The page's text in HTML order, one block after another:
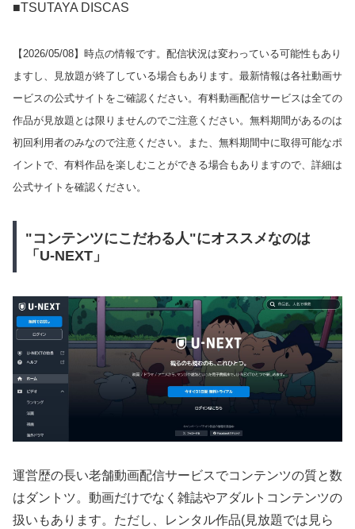
■TSUTAYA DISCAS
【 2026/05/08】時点の情報です。配信状況は変わっている可能性もあり
ますし、見放題が終了している場合もあります。最新情報は各社動画サ
ービスの公式サイトをご確認ください。有料動画配信サービスは全ての
作品が見放題とは限りませんのでご注意ください。無料期間があるのは
初回利用者のみなので注意ください。また、無料期間中に取得可能なポ
イントで、有料作品を楽しむことができる場合もありますので、詳細は
公式サイトを確認ください。
"コンテンツにこだわる人"にオススメなのは
「U-NEXT」
運営歴の長い老舗動画配信サービスでコンテンツの質と数
はダントツ。動画だけでなく雑誌やアダルトコンテンツの
扱いもあります。ただし、レンタル作品(見放題では見ら